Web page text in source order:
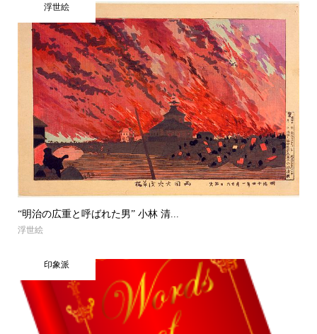
浮世絵
“明治の広重と呼ばれた男” 小林 清...
浮世絵
印象派